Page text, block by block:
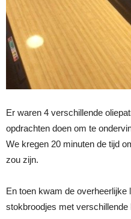
Er waren 4 verschillende
opdrachten doen om te
We kregen 20 minuten de tijd
zou zijn.
En toen kwam de
stokbroodjes met verschillende